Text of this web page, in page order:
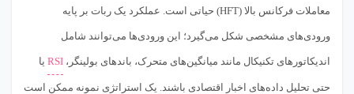
معاملات فرکانس بالا (HFT) حیاتی است. عملکرد یک ربات بر پایه
ورودی‌های مشخصی شکل می‌گیرد؛ این ورودی‌ها می‌توانند شامل
اندیکاتورهای تکنیکال مانند میانگین‌های متحرک، باندهای بولینگر، RSI یا
حتی تحلیل داده‌های اخبار اقتصادی باشند. یک استراتژی نمونه ممکن است